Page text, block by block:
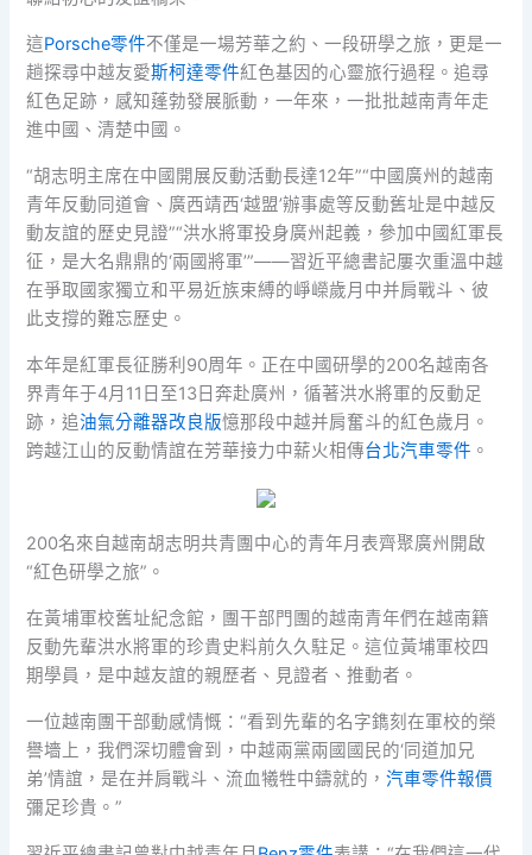
這Porsche零件不僅是一場芳華之約、一段研學之旅，更是一
趟探尋中越友愛斯柯達零件紅色基因的心靈旅行過程。追尋
紅色足跡，感知蓬勃發展脈動，一年來，一批批越南青年走
進中國、清楚中國。
“胡志明主席在中國開展反動活動長達12年”“中國廣州的越南
青年反動同道會、廣西靖西‘越盟’辦事處等反動舊址是中越反
動友誼的歷史見證”“洪水將軍投身廣州起義，參加中國紅軍長
征，是大名鼎鼎的‘兩國將軍’”——習近平總書記屢次重溫中越
在爭取國家獨立和平易近族束縛的崢嶸歲月中并肩戰斗、彼
此支撐的難忘歷史。
本年是紅軍長征勝利90周年。正在中國研學的200名越南各
界青年于4月11日至13日奔赴廣州，循著洪水將軍的反動足
跡，追油氣分離器改良版憶那段中越并肩奮斗的紅色歲月。
跨越江山的反動情誼在芳華接力中薪火相傳台北汽車零件 。
200名來自越南胡志明共青團中心的青年月表齊聚廣州開啟
“紅色研學之旅”。
在黃埔軍校舊址紀念館，團干部門團的越南青年們在越南籍
反動先輩洪水將軍的珍貴史料前久久駐足。這位黃埔軍校四
期學員，是中越友誼的親歷者、見證者、推動者。
一位越南團干部動感情慨：“看到先輩的名字鐫刻在軍校的榮
譽墻上，我們深切體會到，中越兩黨兩國國民的‘同道加兄
弟’情誼，是在并肩戰斗、流血犧牲中鑄就的，汽車零件報價
彌足珍貴。”